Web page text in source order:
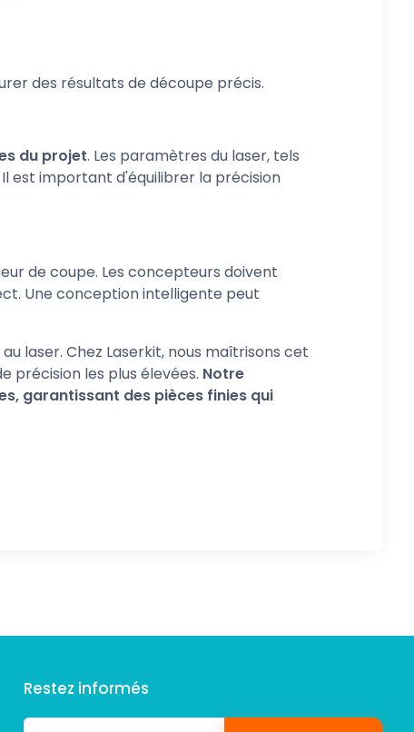
des résultats de découpe précis.
du projet. Les paramètres du laser, tels
est important d'équilibrer la précision
de coupe. Les concepteurs doivent
Une conception intelligente peut
laser. Chez Laserkit, nous maîtrisons cet
précision les plus élevées. Notre
garantissant des pièces finies qui
Restez informés